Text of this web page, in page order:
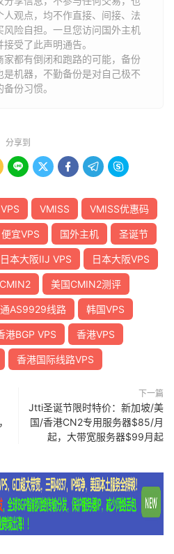
观点，均不作直接、间接、法
险自担。一旦您访问国外主机
受了此声明通告。
家都有倒闭和跑路的可能，备份
机器，不勤备份是对自己极不
份习惯。
分享到
    
VMISS VMISS优惠码
便宜VPS 国外主机 圣诞节
日本大阪IIJ VPS 日本大阪VPS
美国CMIN2测评
AS9929线路 韩国VPS
港BGP VPS 香港VPS
香港国际线路VPS
下一篇
Jtti圣诞节限时特价：新加坡/美
国/香港CN2专用服务器$85/月
起，大带宽服务器$99月起